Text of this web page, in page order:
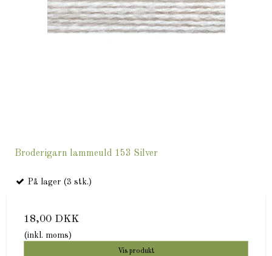
Broderigarn lammeuld 153 Silver
På lager (3 stk.)
18,00 DKK
(inkl. moms)
Vis produkt